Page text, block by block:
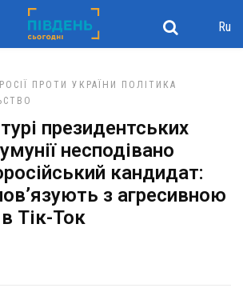
Ru
ПРОТИ УКРАЇНИ
ПОЛІТИКА
президентських
несподівано
кандидат:
з агресивною
Тік-Ток